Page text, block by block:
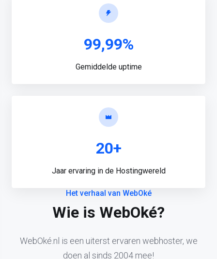
99,99%
Gemiddelde uptime
20+
Jaar ervaring in de Hostingwereld
Het verhaal van WebOké
Wie is WebOké?
WebOké.nl is een uiterst ervaren webhoster, we
doen al sinds 2004 mee!